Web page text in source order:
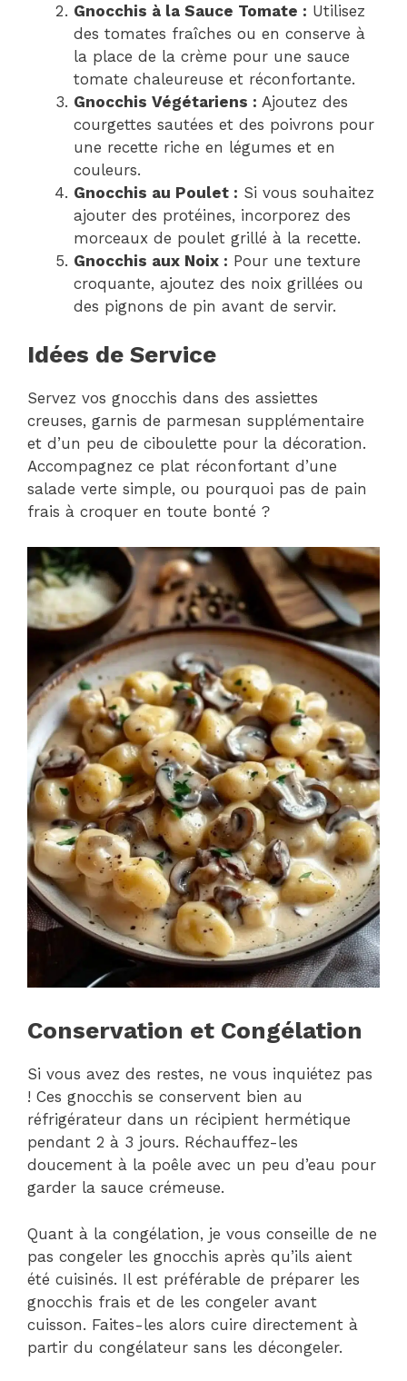
Gnocchis à la Sauce Tomate : Utilisez
des tomates fraîches ou en conserve à
la place de la crème pour une sauce
tomate chaleureuse et réconfortante.
Gnocchis Végétariens : Ajoutez des
courgettes sautées et des poivrons pour
une recette riche en légumes et en
couleurs.
Gnocchis au Poulet : Si vous souhaitez
ajouter des protéines, incorporez des
morceaux de poulet grillé à la recette.
Gnocchis aux Noix : Pour une texture
croquante, ajoutez des noix grillées ou
des pignons de pin avant de servir.
Idées de Service
Servez vos gnocchis dans des assiettes
creuses, garnis de parmesan supplémentaire
et d’un peu de ciboulette pour la décoration.
Accompagnez ce plat réconfortant d’une
salade verte simple, ou pourquoi pas de pain
frais à croquer en toute bonté ?
Conservation et Congélation
Si vous avez des restes, ne vous inquiétez pas
! Ces gnocchis se conservent bien au
réfrigérateur dans un récipient hermétique
pendant 2 à 3 jours. Réchauffez-les
doucement à la poêle avec un peu d’eau pour
garder la sauce crémeuse.
Quant à la congélation, je vous conseille de ne
pas congeler les gnocchis après qu’ils aient
été cuisinés. Il est préférable de préparer les
gnocchis frais et de les congeler avant
cuisson. Faites-les alors cuire directement à
partir du congélateur sans les décongeler.